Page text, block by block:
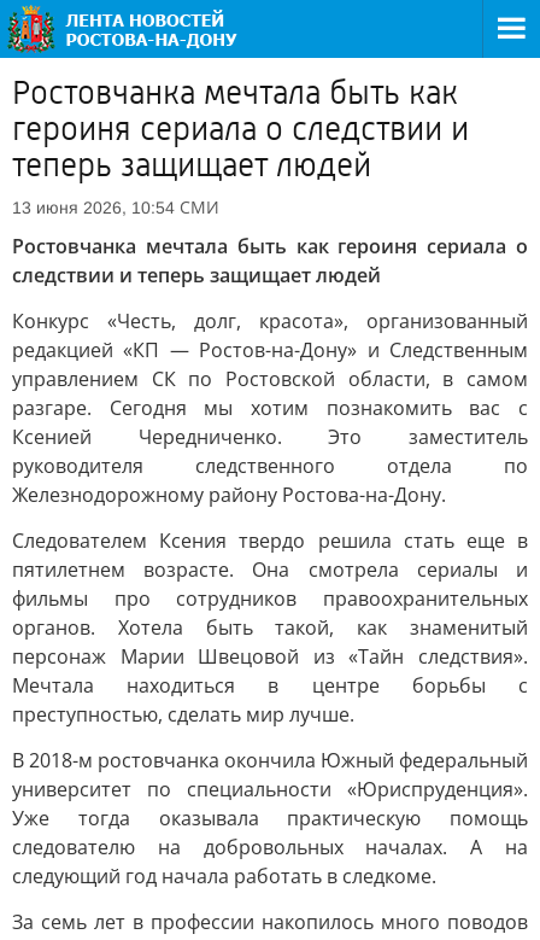
Ростовчанка мечтала быть как
героиня сериала о следствии и
теперь защищает людей
13 июня 2026, 10:54 СМИ
Ростовчанка мечтала быть как героиня сериала о
следствии и теперь защищает людей
Конкурс «Честь, долг, красота», организованный
редакцией «КП — Ростов-на-Дону» и Следственным
управлением СК по Ростовской области, в самом
разгаре. Сегодня мы хотим познакомить вас с
Ксенией Чередниченко. Это заместитель
руководителя следственного отдела по
Железнодорожному району Ростова-на-Дону.
Следователем Ксения твердо решила стать еще в
пятилетнем возрасте. Она смотрела сериалы и
фильмы про сотрудников правоохранительных
органов. Хотела быть такой, как знаменитый
персонаж Марии Швецовой из «Тайн следствия».
Мечтала находиться в центре борьбы с
преступностью, сделать мир лучше.
В 2018-м ростовчанка окончила Южный федеральный
университет по специальности «Юриспруденция».
Уже тогда оказывала практическую помощь
следователю на добровольных началах. А на
следующий год начала работать в следкоме.
За семь лет в профессии накопилось много поводов